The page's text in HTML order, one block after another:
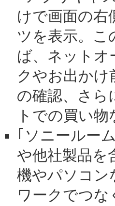
けで画面の右
ツを表示。こ
ば、ネット
クやお出かけ
の確認、さら
トでの買い
｢ソニールー
や他社製品を
機やパソコン
ワークでつ